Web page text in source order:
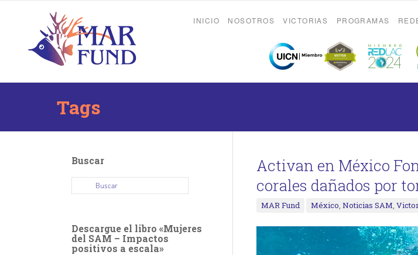
INICIO NOSOTROS VICTORIAS PROGRAMAS
Tags
Activan en México
corales dañados por
MAR Fund México, Noticias SAM,
Buscar
Descargue el libro «Mujeres
del SAM – Impactos
positivos a escala»